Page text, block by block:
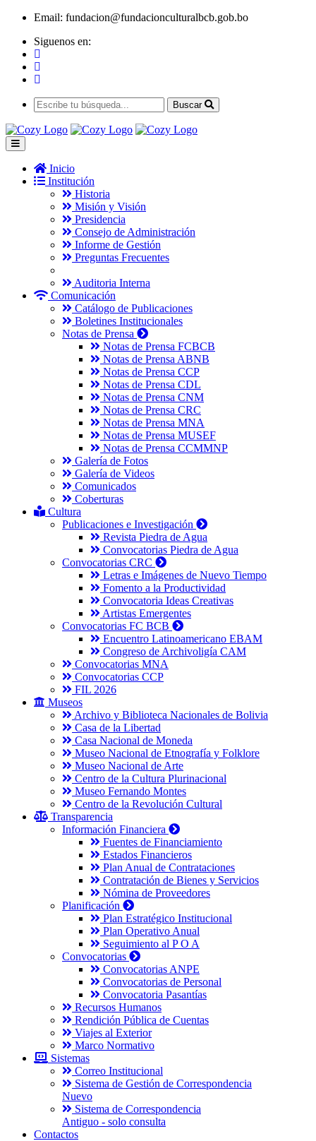
Email: fundacion@fundacionculturalbcb.gob.bo
Siguenos en:
Buscar
Inicio
Institución
Historia
Misión y Visión
Presidencia
Consejo de Administración
Informe de Gestión
Preguntas Frecuentes
Auditoria Interna
Comunicación
Catálogo de Publicaciones
Boletines Institucionales
Notas de Prensa
Notas de Prensa FCBCB
Notas de Prensa ABNB
Notas de Prensa CCP
Notas de Prensa CDL
Notas de Prensa CNM
Notas de Prensa CRC
Notas de Prensa MNA
Notas de Prensa MUSEF
Notas de Prensa CCMMNP
Galería de Fotos
Galería de Videos
Comunicados
Coberturas
Cultura
Publicaciones e Investigación
Revista Piedra de Agua
Convocatorias Piedra de Agua
Convocatorias CRC
Letras e Imágenes de Nuevo Tiempo
Fomento a la Productividad
Convocatoria Ideas Creativas
Artistas Emergentes
Convocatorias FC BCB
Encuentro Latinoamericano EBAM
Congreso de Archivoligía CAM
Convocatorias MNA
Convocatorias CCP
FIL 2026
Museos
Archivo y Biblioteca Nacionales de Bolivia
Casa de la Libertad
Casa Nacional de Moneda
Museo Nacional de Etnografía y Folklore
Museo Nacional de Arte
Centro de la Cultura Plurinacional
Museo Fernando Montes
Centro de la Revolución Cultural
Transparencia
Información Financiera
Fuentes de Financiamiento
Estados Financieros
Plan Anual de Contrataciones
Contratación de Bienes y Servicios
Nómina de Proveedores
Planificación
Plan Estratégico Institucional
Plan Operativo Anual
Seguimiento al P O A
Convocatorias
Convocatorias ANPE
Convocatorias de Personal
Convocatoria Pasantías
Recursos Humanos
Rendición Pública de Cuentas
Viajes al Exterior
Marco Normativo
Sistemas
Correo Institucional
Sistema de Gestión de Correspondencia
Nuevo
Sistema de Correspondencia
Antiguo - solo consulta
Contactos